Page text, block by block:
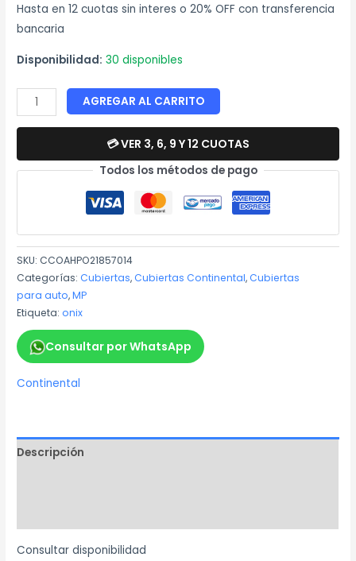
Hasta en 12 cuotas sin interes o 20% OFF con transferencia
bancaria
Disponibilidad: 30 disponibles
AGREGAR AL CARRITO
💳 VER 3, 6, 9 Y 12 CUOTAS
Todos los métodos de pago
SKU:CCOAHPO21857014
Categorías:Cubiertas,Cubiertas Continental,Cubiertas
para auto,MP
Etiqueta:onix
Consultar por WhatsApp
Continental
Descripción
Consultar disponibilidad